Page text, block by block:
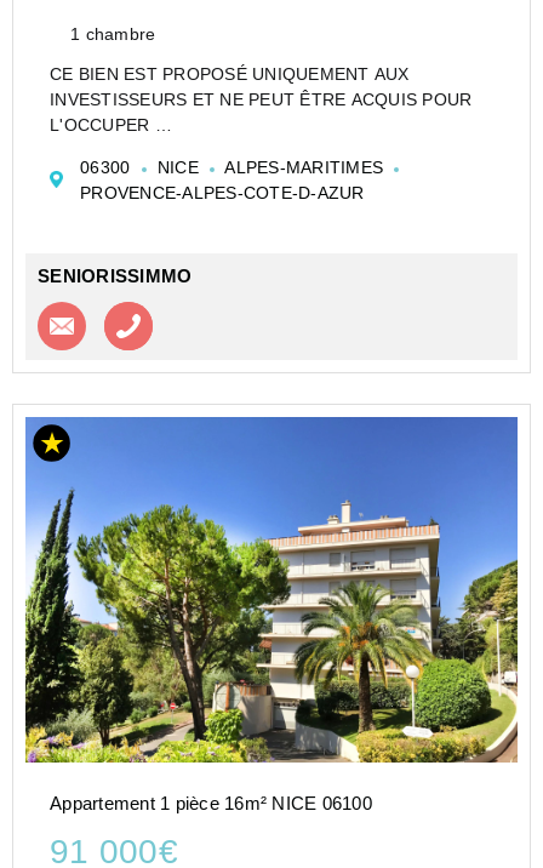
1 chambre
CE BIEN EST PROPOSÉ UNIQUEMENT AUX
INVESTISSEURS ET NE PEUT ÊTRE ACQUIS POUR
L'OCCUPER
D'AFFAIRES - LOT LMNP GÉRÉ PAR APPART CITY -
LOYERS GARANTIS
06300 NICE
ALPES-MARITIMES
PROVENCE-ALPES-COTE-D-AZUR
SENIORISSIMMO
Contacter l'agence
Appartement 1 pièce 16m² NICE 06100
91 000€